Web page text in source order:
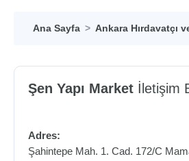
Ana Sayfa Ankara Hırdavatçı
Şen Yapı Market İletişim
Adres:
Şahintepe Mah. 1. Cad. 172/C